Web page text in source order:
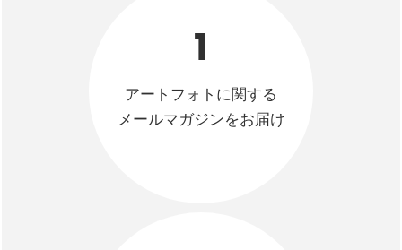
1
アートフォトに関する
メールマガジンをお届け